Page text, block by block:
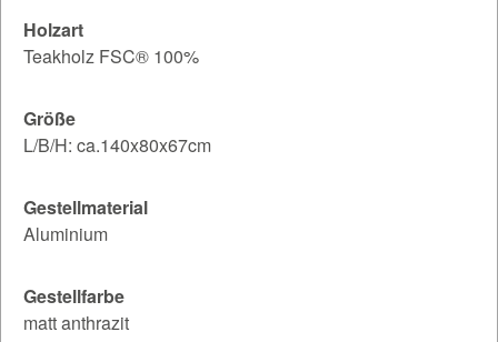
Holzart
Teakholz FSC® 100%
Größe
L/B/H: ca.140x80x67cm
Gestellmaterial
Aluminium
Gestellfarbe
matt anthrazit